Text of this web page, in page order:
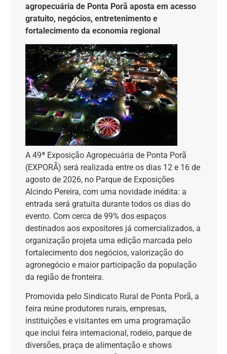
agropecuária de Ponta Porã aposta em acesso
gratuito, negócios, entretenimento e
fortalecimento da economia regional
A 49ª Exposição Agropecuária de Ponta Porã
(EXPORÃ) será realizada entre os dias 12 e 16 de
agosto de 2026, no Parque de Exposições
Alcindo Pereira, com uma novidade inédita: a
entrada será gratuita durante todos os dias do
evento. Com cerca de 99% dos espaços
destinados aos expositores já comercializados, a
organização projeta uma edição marcada pelo
fortalecimento dos negócios, valorização do
agronegócio e maior participação da população
da região de fronteira.
Promovida pelo Sindicato Rural de Ponta Porã, a
feira reúne produtores rurais, empresas,
instituições e visitantes em uma programação
que inclui feira internacional, rodeio, parque de
diversões, praça de alimentação e shows